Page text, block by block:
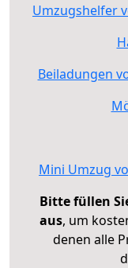
Umzugshelfer
Beiladungen
Mini Umzug
Bitte füllen
aus, um
denen alle